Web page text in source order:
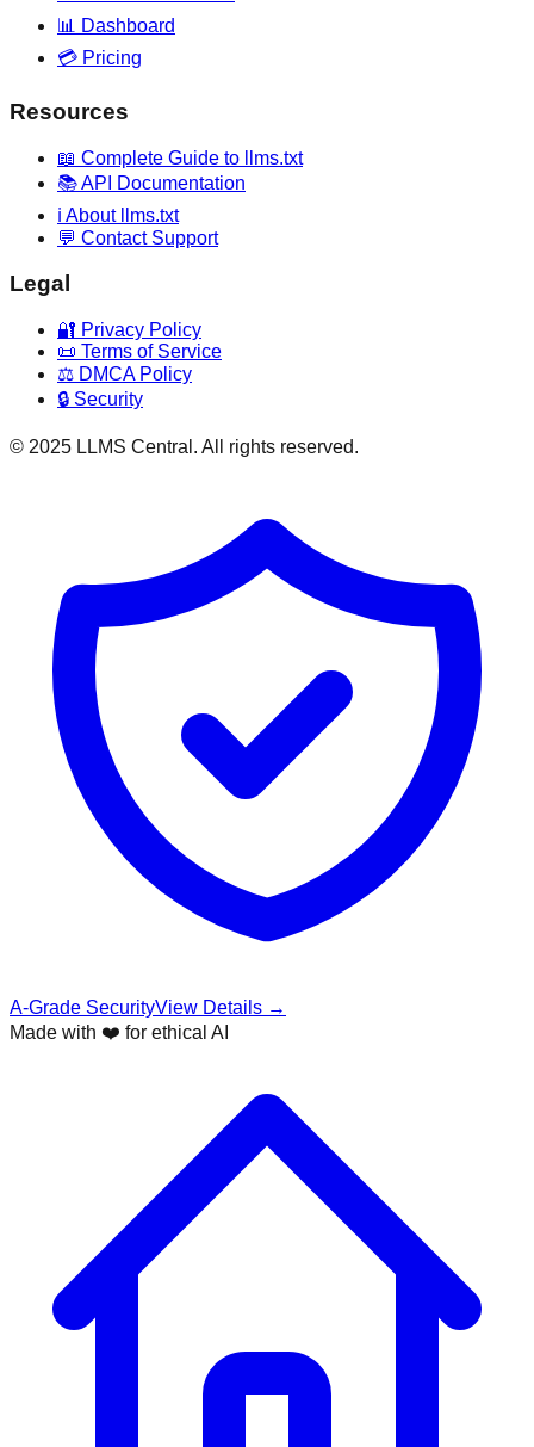
📊 Dashboard
💳 Pricing
Resources
📖 Complete Guide to llms.txt
📚 API Documentation
ℹ️ About llms.txt
💬 Contact Support
Legal
🔐 Privacy Policy
📜 Terms of Service
⚖️ DMCA Policy
🔒 Security
© 2025 LLMS Central. All rights reserved.
A-Grade SecurityView Details →
Made with ❤️ for ethical AI